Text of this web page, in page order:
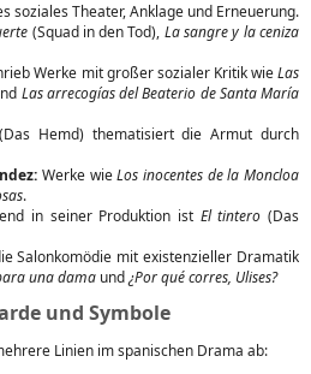
soziales Theater, Anklage und Erneuerung.
(Squad in den Tod), La sangre y la ceniza
Werke mit großer sozialer Kritik wieLas
Las arrecogías del Beaterio de Santa María
(Das Hemd) thematisiert die Armut durch
Werke wieLos inocentes de la Moncloa
.
in seiner Produktion ist El tintero (Das
Salonkomödie mit existenzieller Dramatik
una dama und¿Por qué corres, Ulises?
und Symbole
Linien im spanischen Drama ab: